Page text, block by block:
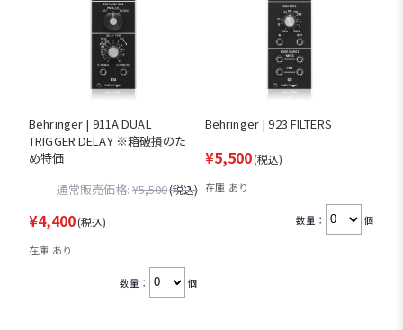
Behringer | 911A DUAL
TRIGGER DELAY ※箱破損のた
め特価
通常販売価格: ¥5,500(税込)
¥4,400(税込)
在庫 あり
数量： 個
Behringer | 923 FILTERS
¥5,500(税込)
在庫 あり
数量： 個